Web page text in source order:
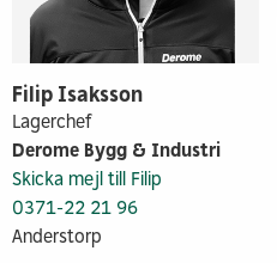
Filip Isaksson
Lagerchef
Derome Bygg & Industri
Skicka mejl till Filip
0371-22 21 96
Anderstorp